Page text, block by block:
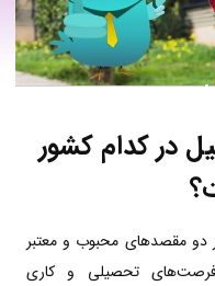
در کدام کشور
دو مقصدهای محبوب و معتبر
تحصیلی و کاری